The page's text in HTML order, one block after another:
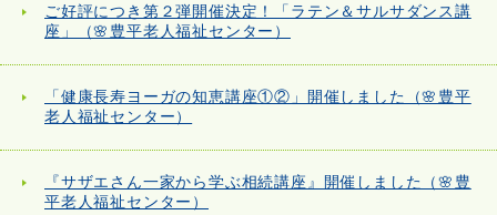
ご好評につき第２弾開催決定！「ラテン＆サルサダンス講
座」（🌸豊平老人福祉センター）
「健康長寿ヨーガの知恵講座①②」開催しました（🌸豊平
老人福祉センター）
『サザエさん一家から学ぶ相続講座』開催しました（🌸豊
平老人福祉センター）